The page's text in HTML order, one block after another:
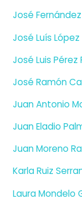
José
José Luís
José Luis Pérez
José Ramón
Juan Antonio
Juan Eladio
Juan Moreno
Karla Ruiz
Laura Mondelo